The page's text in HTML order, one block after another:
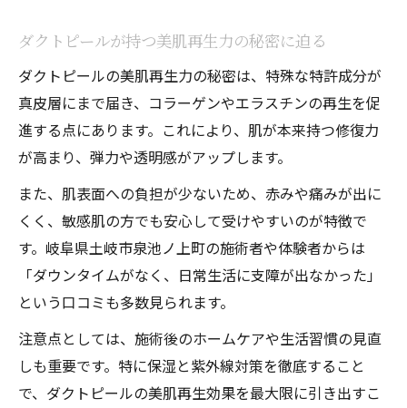
ダクトピールが持つ美肌再生力の秘密に迫る
ダクトピールの美肌再生力の秘密は、特殊な特許成分が
真皮層にまで届き、コラーゲンやエラスチンの再生を促
進する点にあります。これにより、肌が本来持つ修復力
が高まり、弾力や透明感がアップします。
また、肌表面への負担が少ないため、赤みや痛みが出に
くく、敏感肌の方でも安心して受けやすいのが特徴で
す。岐阜県土岐市泉池ノ上町の施術者や体験者からは
「ダウンタイムがなく、日常生活に支障が出なかった」
という口コミも多数見られます。
注意点としては、施術後のホームケアや生活習慣の見直
しも重要です。特に保湿と紫外線対策を徹底すること
で、ダクトピールの美肌再生効果を最大限に引き出すこ